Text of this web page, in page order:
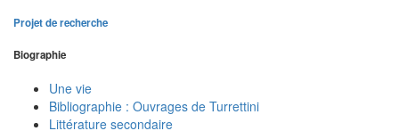
Projet de recherche
Biographie
Une vie
Bibliographie : Ouvrages de Turrettini
Littérature secondaire